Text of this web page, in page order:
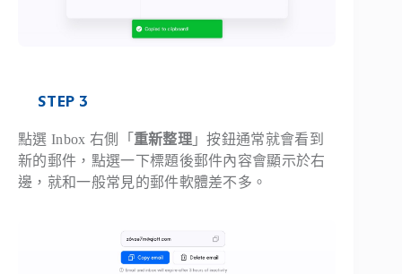
STEP 3
點選 Inbox 右側「 重新整理 」按鈕通常就會看到
新的郵件，點選一下標題後郵件內容會顯示於右
邊，就和一般常見的郵件軟體差不多。